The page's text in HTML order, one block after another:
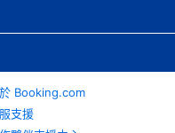
Booking.com
支援